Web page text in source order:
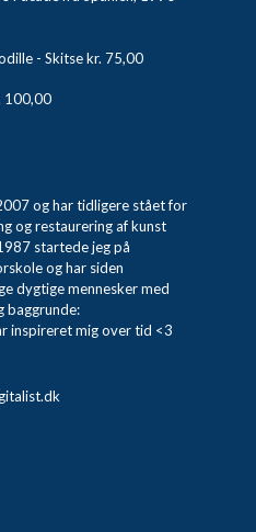
- Skitse kr. 75,00
100,00
og har tidligere stået for
og restaurering af kunst
startede jeg på
og har siden
dygtige mennesker med
baggrunde:
inspireret mig over tid <3